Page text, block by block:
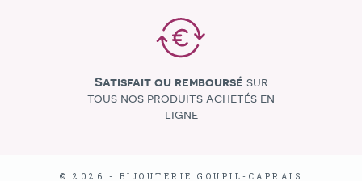
Satisfait ou remboursé sur
tous nos produits achetés en
ligne
© 2026 - BIJOUTERIE GOUPIL-CAPRAIS